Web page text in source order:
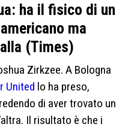
ha il fisico di un
ma
(Times)
Zirkzee. A Bologna
United lo ha preso,
di aver trovato un
Il risultato è che i